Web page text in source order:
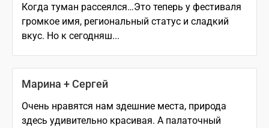
Когда туман рассеялся…Это теперь у фестиваля
громкое имя, региональный статус и сладкий
вкус. Но к сегодняш...
Марина + Сергей
Очень нравятся нам здешние места, природа
здесь удивительно красивая. А палаточный